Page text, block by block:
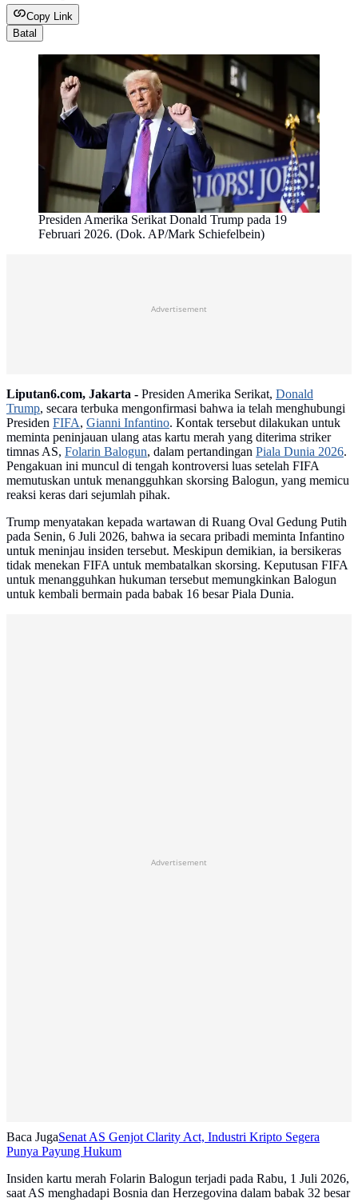
Copy Link
Batal
Presiden Amerika Serikat Donald Trump pada 19
Februari 2026. (Dok. AP/Mark Schiefelbein)
Advertisement
Liputan6.com, Jakarta - Presiden Amerika Serikat, Donald
Trump, secara terbuka mengonfirmasi bahwa ia telah menghubungi
Presiden FIFA, Gianni Infantino. Kontak tersebut dilakukan untuk
meminta peninjauan ulang atas kartu merah yang diterima striker
timnas AS, Folarin Balogun, dalam pertandingan Piala Dunia 2026.
Pengakuan ini muncul di tengah kontroversi luas setelah FIFA
memutuskan untuk menangguhkan skorsing Balogun, yang memicu
reaksi keras dari sejumlah pihak.
Trump menyatakan kepada wartawan di Ruang Oval Gedung Putih
pada Senin, 6 Juli 2026, bahwa ia secara pribadi meminta Infantino
untuk meninjau insiden tersebut. Meskipun demikian, ia bersikeras
tidak menekan FIFA untuk membatalkan skorsing. Keputusan FIFA
untuk menangguhkan hukuman tersebut memungkinkan Balogun
untuk kembali bermain pada babak 16 besar Piala Dunia.
Advertisement
Baca JugaSenat AS Genjot Clarity Act, Industri Kripto Segera
Punya Payung Hukum
Insiden kartu merah Folarin Balogun terjadi pada Rabu, 1 Juli 2026,
saat AS menghadapi Bosnia dan Herzegovina dalam babak 32 besar